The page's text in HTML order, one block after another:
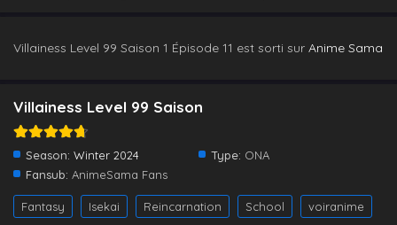
Villainess Level 99 Saison 1 Épisode 11 est sorti sur Anime Sama
Villainess Level 99 Saison
Season: Winter 2024 Type: ONA
Fansub: AnimeSama Fans
Fantasy Isekai Reincarnation School voiranime